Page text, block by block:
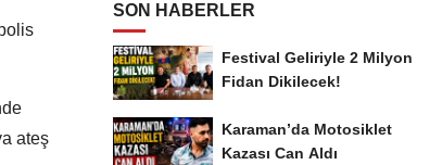
ateş
SON HABERLER
Festival Geliriyle 2 Milyon
Fidan Dikilecek!
Karaman’da Motosiklet
Kazası Can Aldı